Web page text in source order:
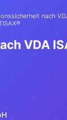
nach
VDA